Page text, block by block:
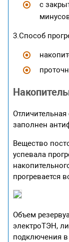
с
3.Способ
заполнен
Вещество
успевала
прогревается
Объем
электроТЭН,
подключения в